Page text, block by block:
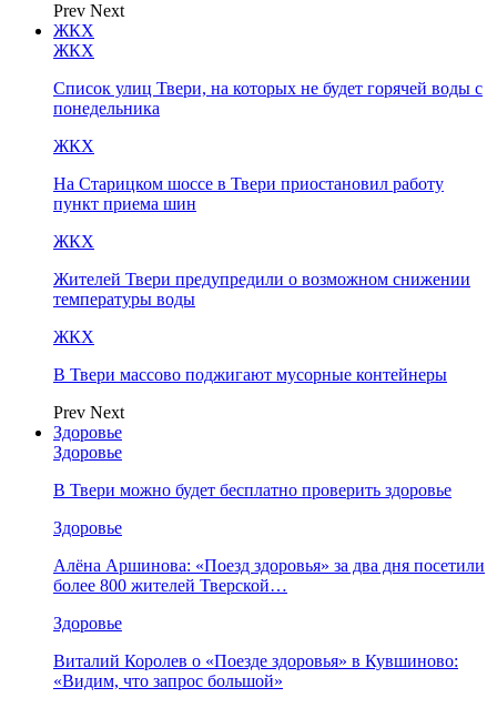
Prev Next
ЖКХ
ЖКХ
Список улиц Твери, на которых не будет горячей воды с
понедельника
ЖКХ
На Старицком шоссе в Твери приостановил работу
пункт приема шин
ЖКХ
Жителей Твери предупредили о возможном снижении
температуры воды
ЖКХ
В Твери массово поджигают мусорные контейнеры
Prev Next
Здоровье
Здоровье
В Твери можно будет бесплатно проверить здоровье
Здоровье
Алёна Аршинова: «Поезд здоровья» за два дня посетили
более 800 жителей Тверской…
Здоровье
Виталий Королев о «Поезде здоровья» в Кувшиново:
«Видим, что запрос большой»